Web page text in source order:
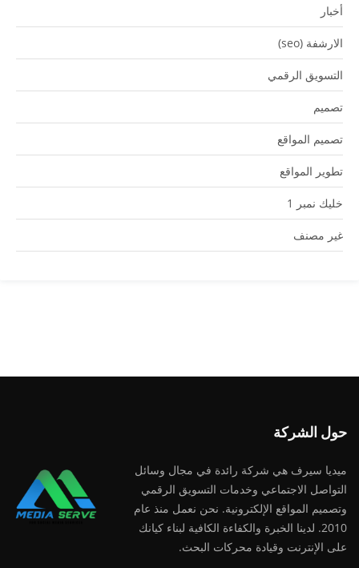
أخبار
الارشفة (seo)
التسويق الرقمي
تصميم
تصميم المواقع
تطوير المواقع
خليك نمبر 1
غير مصنف
حول الشركة
ميديا ​​سيرف هي شركة رائدة في مجال وسائل
التواصل الاجتماعي وخدمات التسويق الرقمي
وتصميم المواقع الإلكترونية. نحن نعمل منذ عام
2010. لدينا الخبرة والكفاءة الكافية لبناء كيانك
على الإنترنت وقيادة محركات البحث.